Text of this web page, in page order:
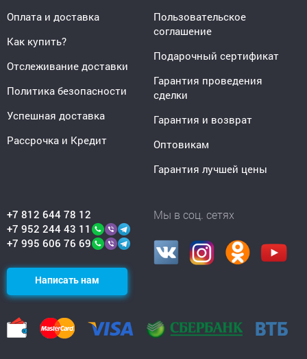
Оплата и доставка
Как купить?
Отслеживание доставки
Политика безопасности
Успешная доставка
Рассрочка и Кредит
Пользовательское
соглашение
Подарочный сертификат
Гарантия проведения
сделки
Гарантия и возврат
Оптовикам
Гарантия лучшей цены
+7 812 644 78 12
+7 952 244 43 11
+7 995 606 76 69
Написать нам
Мы в соц. сетях